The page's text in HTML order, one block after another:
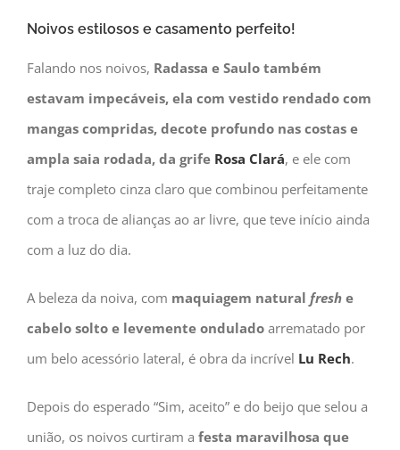
Noivos estilosos e casamento perfeito!
Falando nos noivos, Radassa e Saulo também
estavam impecáveis, ela com vestido rendado com
mangas compridas, decote profundo nas costas e
ampla saia rodada, da grife Rosa Clará, e ele com
traje completo cinza claro que combinou perfeitamente
com a troca de alianças ao ar livre, que teve início ainda
com a luz do dia.
A beleza da noiva, com maquiagem natural fresh e
cabelo solto e levemente ondulado arrematado por
um belo acessório lateral, é obra da incrível Lu Rech.
Depois do esperado “Sim, aceito” e do beijo que selou a
união, os noivos curtiram a festa maravilhosa que